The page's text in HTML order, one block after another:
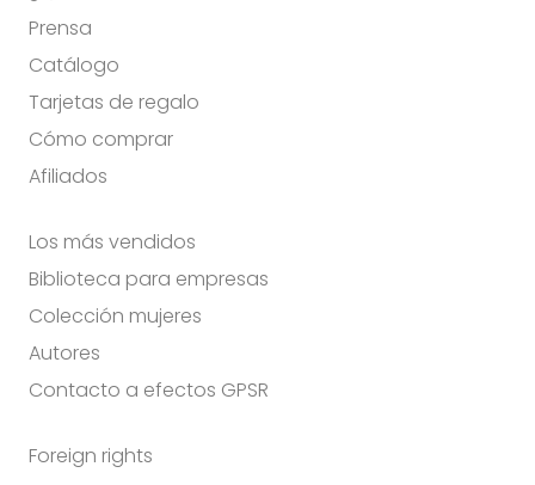
Prensa
Catálogo
Tarjetas de regalo
Cómo comprar
Afiliados
Los más vendidos
Biblioteca para empresas
Colección mujeres
Autores
Contacto a efectos GPSR
Foreign rights